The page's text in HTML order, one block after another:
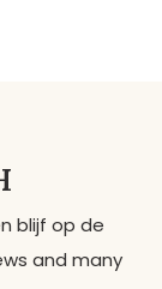
blijf op de
and many